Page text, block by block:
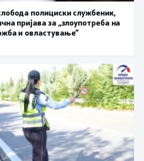
полициски службеник,
пријава за „злоупотреба на
и овластување”